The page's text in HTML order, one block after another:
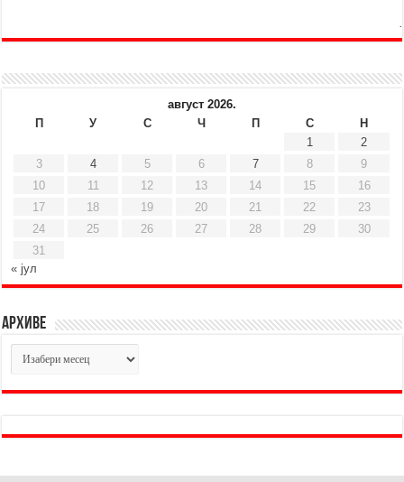
август 2026.
П
У С Ч П С
Н
1
2
3
4 5 6 7 8
9
10
11 12 13 14 15
16
17
18 19 20 21 22
23
24
25 26 27 28 29
30
31
« јул
Архиве
Архиве